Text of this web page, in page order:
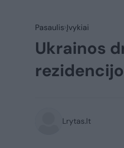
Pasaulis Įvykiai
Ukrainos
Lrytas.lt